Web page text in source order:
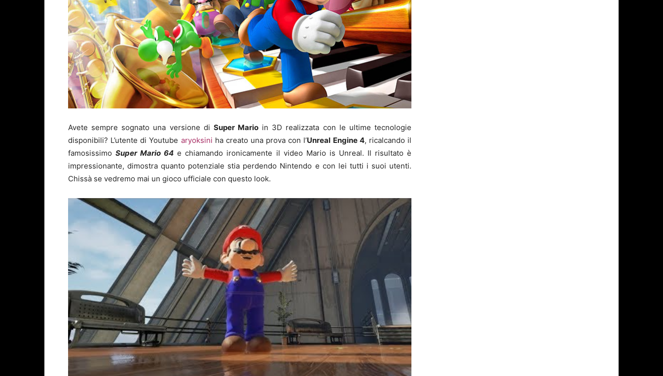
Avete sempre sognato una versione di Super Mario in 3D realizzata con le ultime tecnologie
disponibili? L’utente di Youtube aryoksini ha creato una prova con l’Unreal Engine 4, ricalcando il
famosissimoSuper Mario 64 e chiamando ironicamente il video Mario is Unreal. Il risultato è
impressionante, dimostra quanto potenziale stia perdendo Nintendo e con lei tutti i suoi utenti.
Chissà se vedremo mai un gioco ufficiale con questo look.